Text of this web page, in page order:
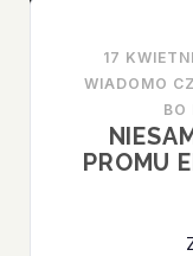
17
WIADOMO
BO
PROMU